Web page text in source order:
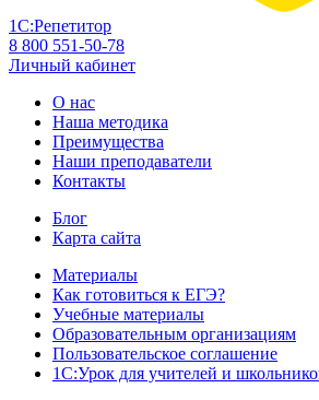
1С:Репетитор
8 800 551-50-78
Личный кабинет
О нас
Наша методика
Преимущества
Наши преподаватели
Контакты
Блог
Карта сайта
Материалы
Как готовиться к ЕГЭ?
Учебные материалы
Образовательным организациям
Пользовательское соглашение
1С:Урок для учителей и